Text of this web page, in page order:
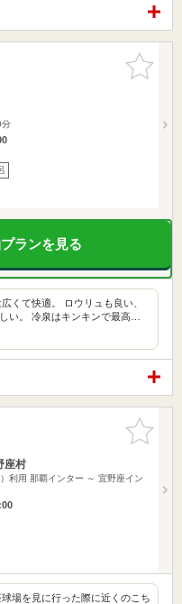
お気に入
りに追加
分
ランを見る
くて快適。 ロウリュも良い、
い。 冷泉はキンキンで最高…
お気に入
りに追加
座村
利用 那覇インター ～ 宜野座イン
場を見に行った際に近くのこち